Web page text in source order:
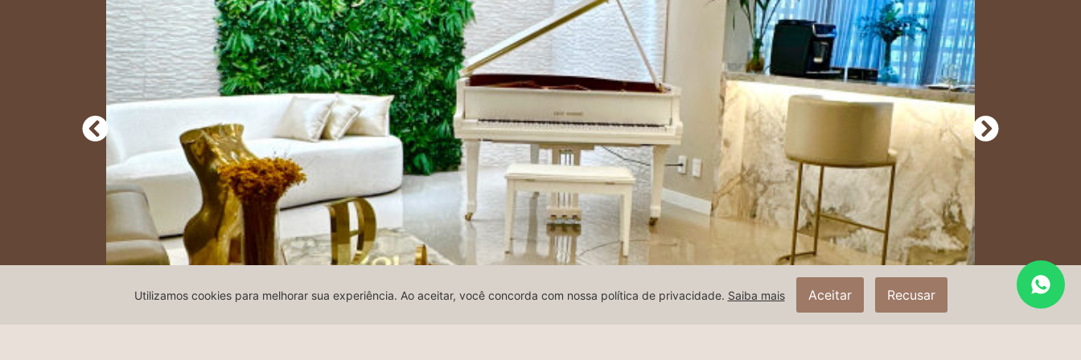
Utilizamos cookies para melhorar sua experiência. Ao aceitar, você concorda com nossa política de privacidade. Saiba mais Aceitar Recusar